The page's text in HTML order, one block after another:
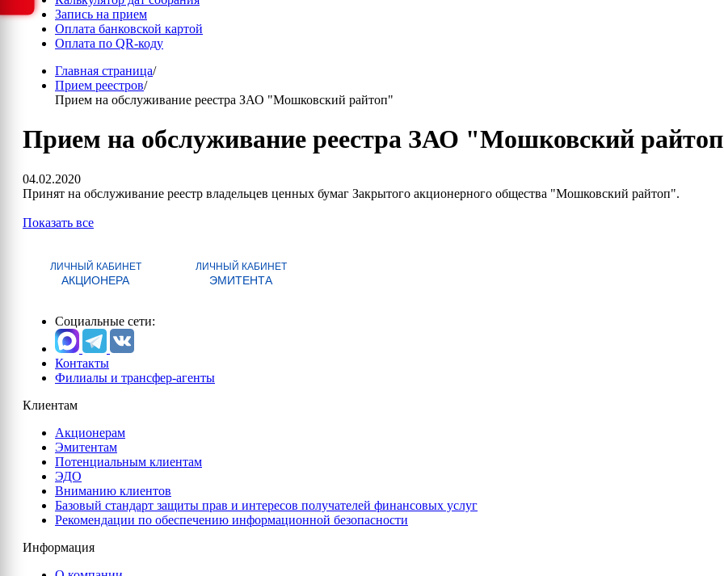
Запись на прием
Оплата банковской картой
Оплата по QR-коду
Главная страница/
Прием реестров/
Прием на обслуживание реестра ЗАО "Мошковский райтоп"
Прием на обслуживание реестра ЗАО "Мошковский
04.02.2020
Принят на обслуживание реестр владельцев ценных бумаг Закрытого акционерного общества "Мошковский райтоп".
Показать все
ЛИЧНЫЙ КАБИНЕТ
АКЦИОНЕРА
ЛИЧНЫЙ КАБИНЕТ
ЭМИТЕНТА
Социальные сети:
Контакты
Филиалы и трансфер-агенты
Клиентам
Акционерам
Эмитентам
Потенциальным клиентам
ЭДО
Вниманию клиентов
Базовый стандарт защиты прав и интересов получателей финансовых услуг
Рекомендации по обеспечению информационной безопасности
Информация